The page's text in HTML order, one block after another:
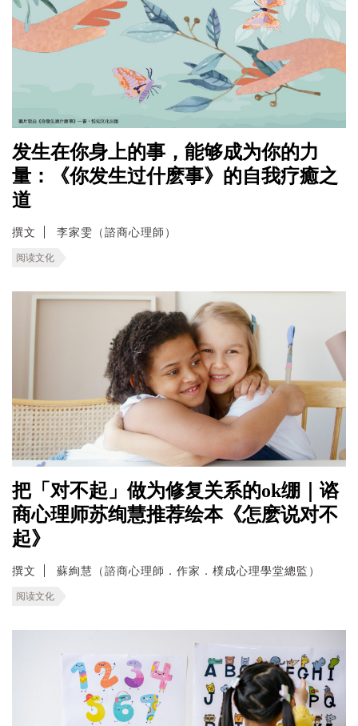
发生在你身上的事，能够成为你的力
量：《你发生过什麽事》的自我疗癒之
道
撰文 李家雯（諮商心理師）
阅读文化
把「对不起」做为修复关系的ok绷｜谘
商心理师苏绚慧推荐绘本《怎麽说对不
起》
撰文 蘇絢慧（諮商心理師．作家．樸成心理學堂總監）
阅读文化